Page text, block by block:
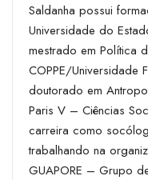
Saldanha possui
Universidade do
mestrado em Política
COPPE/Universidade
doutorado em
Paris V – Ciências
carreira como
trabalhando na
GUAPORE – Grupo